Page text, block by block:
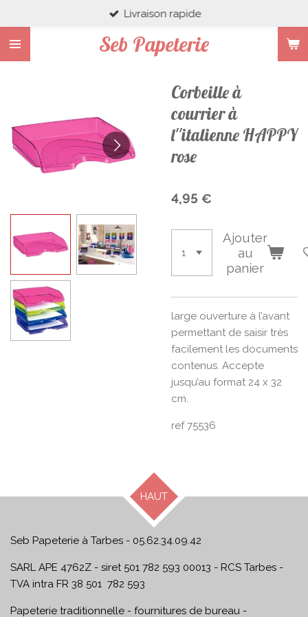
au
contenu
principal
Seb Papeterie
Livraison rapide
Corbeille à
courrier à
l''italienne HAPPY
rose
4,95 €
Ajouter
au
panier
large ouverture à l’avant
permettant de saisir très
facilement les documents
contenus. Accepte
jusqu’au format 24 x 32
cm.
ref 75536
HAUT
Seb Papeterie à Tarbes - 05.62.34.09.42
SARL APE 4762Z - siret 501 782 593 00013 - RCS Tarbes -
TVA intra FR 38 501 782 593
Papeterie traditionnelle - fournitures de bureau -